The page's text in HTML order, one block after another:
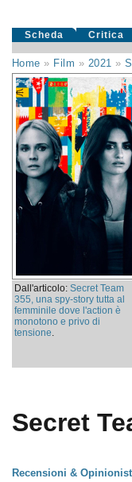
Scheda Critica
Home » Film » 2021 »
Dall'articolo: Secret Team
355, una spy-story tutta al
femminile dove l'action è
monotono e privo di
tensione.
Secret
Recensioni &